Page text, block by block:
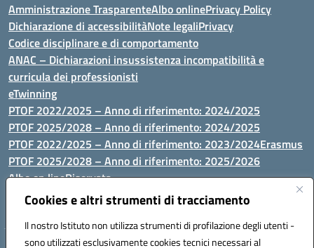
Cookies e altri strumenti di tracciamento
Il nostro Istituto non utilizza strumenti di profilazione degli utenti -
sono utilizzati esclusivamente cookies tecnici necessari al
Amministrazione TrasparenteAlbo onlinePrivacy Policy
Dichiarazione di accessibilitàNote legaliPrivacy
Codice disciplinare e di comportamento
ANAC – Dichiarazioni insussistenza incompatibilità e
curricula dei professionisti
eTwinning
PTOF 2022/2025 – Anno di riferimento: 2024/2025
PTOF 2025/2028 – Anno di riferimento: 2024/2025
PTOF 2022/2025 – Anno di riferimento: 2023/2024Erasmus
PTOF 2025/2028 – Anno di riferimento: 2025/2026
Albo on lineRiservata
P.N. Dotazione di attrezzature per le palestre